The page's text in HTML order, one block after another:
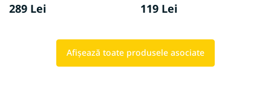
289 Lei 119 Lei
Afişează toate produsele asociate